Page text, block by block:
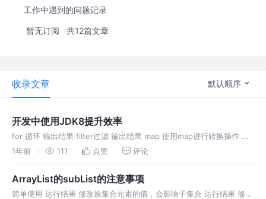
工作中遇到的问题记录
暂无订阅 共12篇文章
收录文章 默认顺序
开发中使用JDK8提升效率
for 循环 输出结果 filter过滤 输出结果 map 使用map进行转换操作 输
出结果 上述代码进行优化 输出结果 reduce 使用reduce进行聚合操作
1年前 111 点赞 评论
ArrayList的subList的注意事项
简单使用 运行结果 修改原集合元素的值，会影响子集合 运行结果 修改